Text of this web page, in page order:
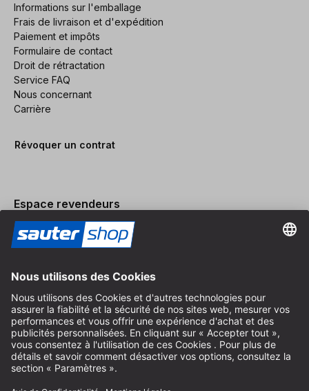
Informations sur l'emballage
Frais de livraison et d'expédition
Paiement et impôts
Formulaire de contact
Droit de rétractation
Service FAQ
Nous concernant
Carrière
Révoquer un contrat
Espace revendeurs
Devenir revendeur
Mentions légales
Conditions Générales
Protection des Données
Paramètres des Cookies